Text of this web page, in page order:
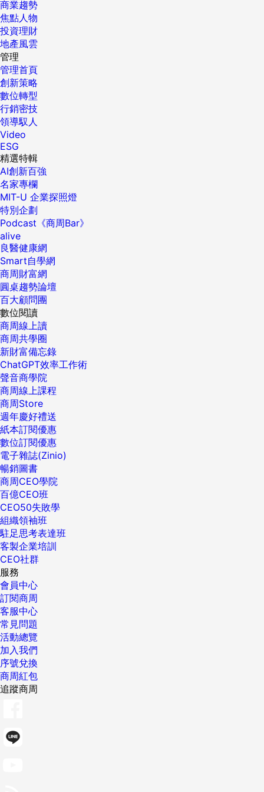
商業趨勢
焦點人物
投資理財
地產風雲
管理
管理首頁
創新策略
數位轉型
行銷密技
領導馭人
Video
ESG
精選特輯
AI創新百強
名家專欄
MIT-U 企業探照燈
特別企劃
Podcast《商周Bar》
alive
良醫健康網
Smart自學網
商周財富網
圓桌趨勢論壇
百大顧問團
數位閱讀
商周線上讀
商周共學圈
新財富備忘錄
ChatGPT效率工作術
聲音商學院
商周線上課程
商周Store
週年慶好禮送
紙本訂閱優惠
數位訂閱優惠
電子雜誌(Zinio)
暢銷圖書
商周CEO學院
百億CEO班
CEO50失敗學
組織領袖班
駐足思考表達班
客製企業培訓
CEO社群
服務
會員中心
訂閱商周
客服中心
常見問題
活動總覽
加入我們
序號兌換
商周紅包
追蹤商周